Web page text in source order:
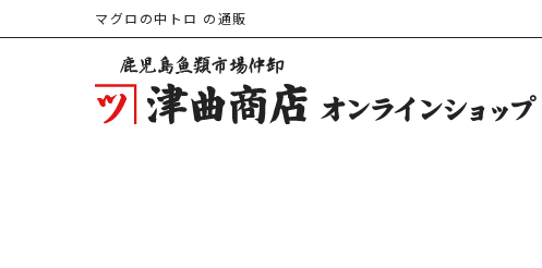
マグロの中トロ の通販